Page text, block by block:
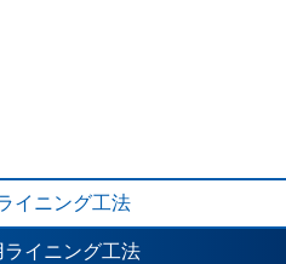
イニング工法
ライニング工法